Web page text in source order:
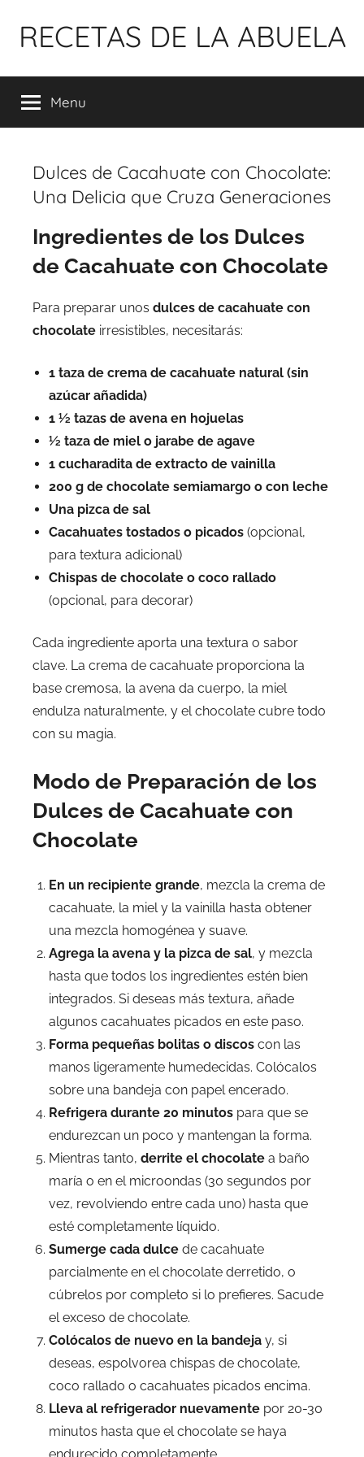
para
conteúdo
RECETAS DE LA ABUELA
Menu
Dulces de Cacahuate con Chocolate:
Una Delicia que Cruza Generaciones
Ingredientes de los Dulces
de Cacahuate con Chocolate
Para preparar unos dulces de cacahuate con
chocolate irresistibles, necesitarás:
1 taza de crema de cacahuate natural (sin
azúcar añadida)
1 ½ tazas de avena en hojuelas
½ taza de miel o jarabe de agave
1 cucharadita de extracto de vainilla
200 g de chocolate semiamargo o con leche
Una pizca de sal
Cacahuates tostados o picados (opcional,
para textura adicional)
Chispas de chocolate o coco rallado
(opcional, para decorar)
Cada ingrediente aporta una textura o sabor
clave. La crema de cacahuate proporciona la
base cremosa, la avena da cuerpo, la miel
endulza naturalmente, y el chocolate cubre todo
con su magia.
Modo de Preparación de los
Dulces de Cacahuate con
Chocolate
En un recipiente grande, mezcla la crema de
cacahuate, la miel y la vainilla hasta obtener
una mezcla homogénea y suave.
Agrega la avena y la pizca de sal, y mezcla
hasta que todos los ingredientes estén bien
integrados. Si deseas más textura, añade
algunos cacahuates picados en este paso.
Forma pequeñas bolitas o discos con las
manos ligeramente humedecidas. Colócalos
sobre una bandeja con papel encerado.
Refrigera durante 20 minutos para que se
endurezcan un poco y mantengan la forma.
Mientras tanto, derrite el chocolate a baño
maría o en el microondas (30 segundos por
vez, revolviendo entre cada uno) hasta que
esté completamente líquido.
Sumerge cada dulce de cacahuate
parcialmente en el chocolate derretido, o
cúbrelos por completo si lo prefieres. Sacude
el exceso de chocolate.
Colócalos de nuevo en la bandeja y, si
deseas, espolvorea chispas de chocolate,
coco rallado o cacahuates picados encima.
Lleva al refrigerador nuevamente por 20-30
minutos hasta que el chocolate se haya
endurecido completamente.